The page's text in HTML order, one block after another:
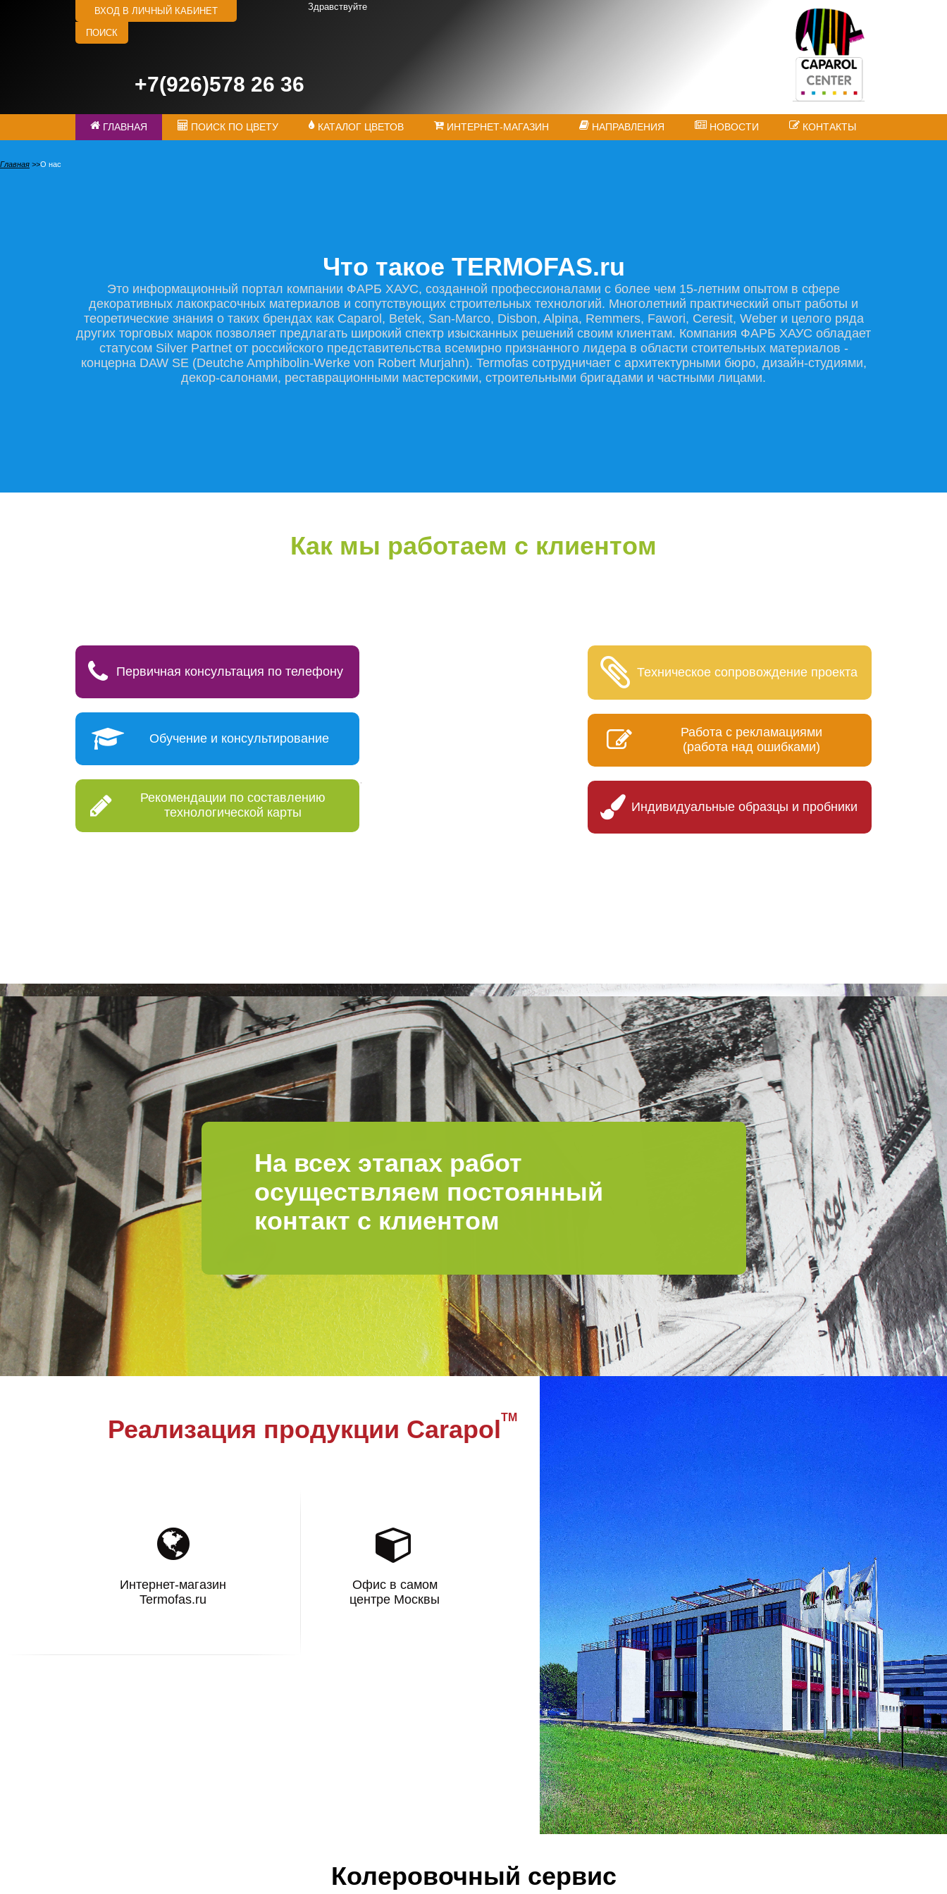
ВХОД В ЛИЧНЫЙ КАБИНЕТ Здравствуйте
ПОИСК
+7(926)578 26 36
ГЛАВНАЯ ПОИСК ПО ЦВЕТУ КАТАЛОГ ЦВЕТОВ ИНТЕРНЕТ-МАГАЗИН НАПРАВЛЕНИЯ НОВОСТИ КОНТАКТЫ
Главная О нас
Что такое TERMOFAS.ru
Это информационный портал компании ФАРБ ХАУС, созданной профессионалами с более чем 15-летним опытом в сфере
декоративных лакокрасочных материалов и сопутствующих строительных технологий. Многолетний практический опыт работы и
теоретические знания о таких брендах как Caparol, Betek, San-Marco, Disbon, Alpina, Remmers, Fawori, Ceresit, Weber и целого ряда
других торговых марок позволяет предлагать широкий спектр изысканных решений своим клиентам. Компания ФАРБ ХАУС обладает
статусом Silver Partnet от российского представительства всемирно признанного лидера в области стоительных материалов -
концерна DAW SE (Deutche Amphibolin-Werke von Robert Murjahn). Termofas сотрудничает с архитектурными бюро, дизайн-студиями,
декор-салонами, реставрационными мастерскими, строительными бригадами и частными лицами.
Как мы работаем с клиентом
Первичная консультация по телефону
Обучение и консультирование
Рекомендации по составлению
технологической карты
Техническое сопровождение проекта
Работа с рекламациями
(работа над ошибками)
Индивидуальные образцы и пробники
.
На всех этапах работ
осуществляем постоянный
контакт с клиентом
Реализация продукции Carapol TM
Интернет-магазин
Termofas.ru
Офис в самом
центре Москвы
Колеровочный сервис